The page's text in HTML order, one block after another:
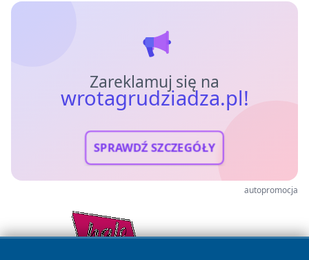
Zareklamuj się na
wrotagrudziadza.pl!
SPRAWDŹ SZCZEGÓŁY
autopromocja